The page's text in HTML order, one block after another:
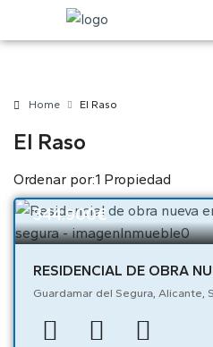
Home El Raso
El Raso
1 Propiedad
Ordenar por:
344.900€
Guardamar del Segura, Alicante,